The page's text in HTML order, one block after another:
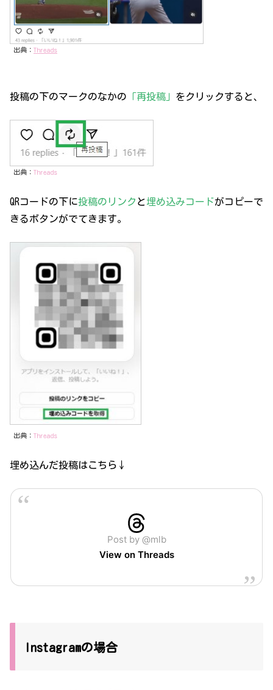
出典： Threads
投稿の下のマークのなかの 「再投稿」 をクリックすると、
出典： Threads
QRコードの下に投稿のリンク と埋め込みコードがコピーで
きるボタンがでてきます。
出典： Threads
埋め込んだ投稿はこちら↓
Post by @mlb
View on Threads
Instagramの場合